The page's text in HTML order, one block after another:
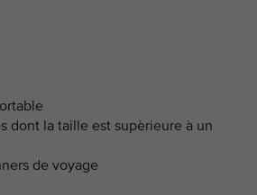
dont la taille est supèrieure à un
de voyage